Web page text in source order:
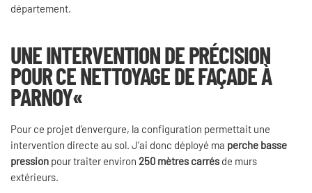
département.
UNE INTERVENTION DE PRÉCISION
POUR CENETTOYAGE DE FAÇADE À
PARNOY«
Pour ce projet d’envergure, la configuration permettait une
intervention directe au sol. J’ai donc déployé ma perche basse
pression pour traiter environ 250 mètres carrés de murs
extérieurs.